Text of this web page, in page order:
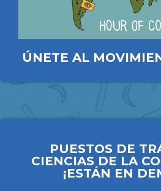
PUESTOS DE
CIENCIAS DE LA
¡ESTÁN EN
ÚNETE AL